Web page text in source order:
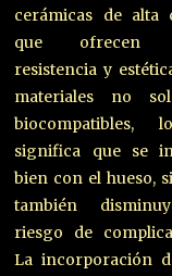
cerámicas de alta
que ofrecen
resistencia y
materiales no
biocompatibles,
significa que se
bien con el hueso,
también
riesgo de
La incorporación